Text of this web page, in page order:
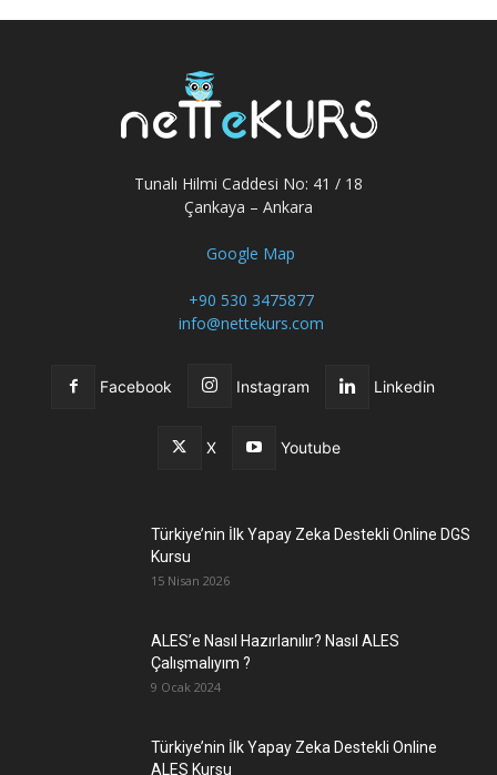
Tunalı Hilmi Caddesi No: 41 / 18
Çankaya – Ankara
Google Map
+90 530 3475877
info@nettekurs.com
Facebook Instagram Linkedin
X Youtube
Türkiye’nin İlk Yapay Zeka Destekli Online DGS
Kursu
15 Nisan 2026
ALES’e Nasıl Hazırlanılır? Nasıl ALES
Çalışmalıyım ?
9 Ocak 2024
Türkiye’nin İlk Yapay Zeka Destekli Online
ALES Kursu